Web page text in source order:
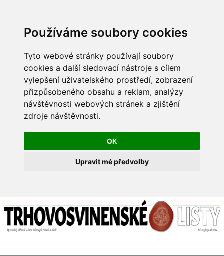
Používáme soubory cookies
Tyto webové stránky používají soubory
cookies a další sledovací nástroje s cílem
vylepšení uživatelského prostředí, zobrazení
přizpůsobeného obsahu a reklam, analýzy
návštěvnosti webových stránek a zjištění
zdroje návštěvnosti.
OK
Upravit mé předvolby